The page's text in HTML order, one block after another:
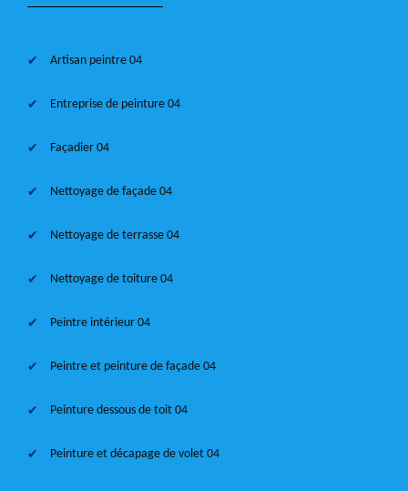
Artisan peintre 04
Entreprise de peinture 04
Façadier 04
Nettoyage de façade 04
Nettoyage de terrasse 04
Nettoyage de toiture 04
Peintre intérieur 04
Peintre et peinture de façade 04
Peinture dessous de toit 04
Peinture et décapage de volet 04